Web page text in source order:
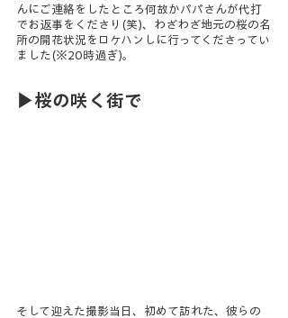
んにご連絡をしたところ何故かパパさんが代打
でお返事をくださり(笑)、わざわざ地元の桜の名
所の開花状況をロケハンしに行ってくださってい
ました(※20時過ぎ)。
▶桜の咲く街で
そして迎えた撮影当日、初めて訪れた、彼らの